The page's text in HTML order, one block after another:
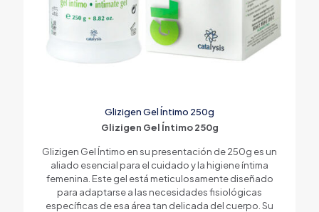
Glizigen Gel Íntimo 250g
Glizigen Gel Íntimo 250g
Glizigen Gel Íntimo en su presentación de 250g es un
aliado esencial para el cuidado y la higiene íntima
femenina. Este gel está meticulosamente diseñado
para adaptarse a las necesidades fisiológicas
específicas de esa área tan delicada del cuerpo. Su